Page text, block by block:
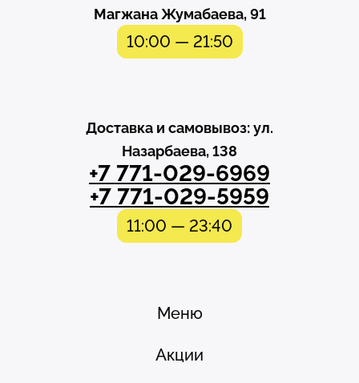
Меню
Акции
Магжана Жумабаева, 91
10:00 — 21:50
Доставка и самовывоз: ул.
Назарбаева, 138
+7 771-029-6969
+7 771-029-5959
11:00 — 23:40